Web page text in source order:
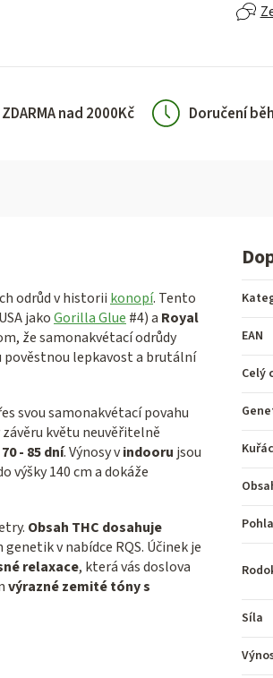
nad 2000Kč Doručení
odrůd v historii konopí. Tento
jakoGorilla Glue #4) a Royal
že samonakvétací odrůdy
pověstnou lepkavost a brutální
svou samonakvétací povahu
květu neuvěřitelně
70 - 85 dní. Výnosy vindooru jsou
výšky 140 cm a dokáže
Obsah THC dosahuje
v nabídce RQS. Účinek je
relaxace, která vás doslova
výrazné zemité tóny s
EAN
Celý
Síla